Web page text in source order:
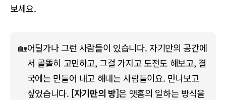
보세요.
🏡어딜가나 그런 사람들이 있습니다. 자기만의 공간에
서 골똘히 고민하고, 그걸 가지고 도전도 해보고, 결
국에는 만들어 내고 해내는 사람들이요. 만나보고
싶었습니다. [자기만의 방]은 앳홈의 일하는 방식을